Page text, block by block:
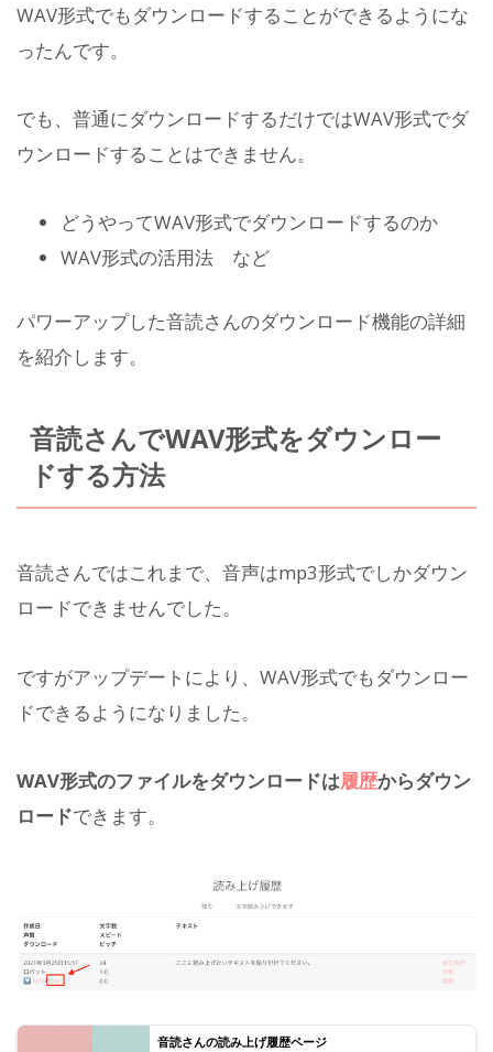
WAV形式でもダウンロードすることができるようにな
ったんです。
でも、普通にダウンロードするだけではWAV形式でダ
ウンロードすることはできません。
どうやってWAV形式でダウンロードするのか
WAV形式の活用法 など
パワーアップした音読さんのダウンロード機能の詳細
を紹介します。
音読さんでWAV形式をダウンロー
ドする方法
音読さんではこれまで、音声はmp3形式でしかダウン
ロードできませんでした。
ですがアップデートにより、WAV形式でもダウンロー
ドできるようになりました。
WAV形式のファイルをダウンロードは履歴からダウン
ロードできます。
音読さんの読み上げ履歴ページ